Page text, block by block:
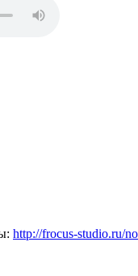
http://frocus-studio.ru/